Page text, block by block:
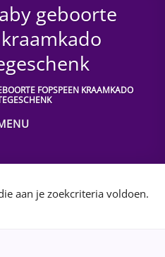
geboorte
FOPSPEEN KRAAMKADO
aan je zoekcriteria voldoen.